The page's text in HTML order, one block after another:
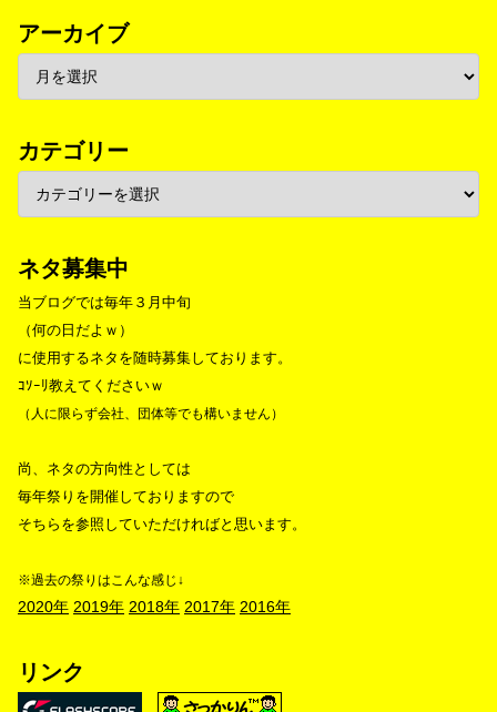
アーカイブ
カテゴリー
ネタ募集中
当ブログでは毎年３月中旬
（何の日だよｗ）
に使用するネタを随時募集しております。
ｺｿｰﾘ教えてくださいｗ
（人に限らず会社、団体等でも構いません）
尚、ネタの方向性としては
毎年祭りを開催しておりますので
そちらを参照していただければと思います。
※過去の祭りはこんな感じ↓
2020年 2019年 2018年 2017年 2016年
リンク